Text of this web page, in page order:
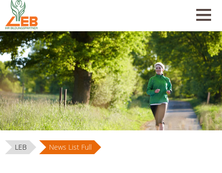
LEB News List Full